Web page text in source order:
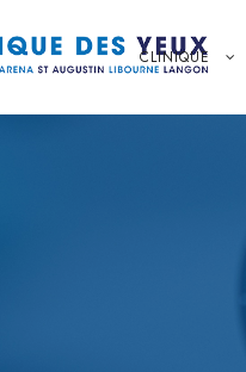
CLINIQUE